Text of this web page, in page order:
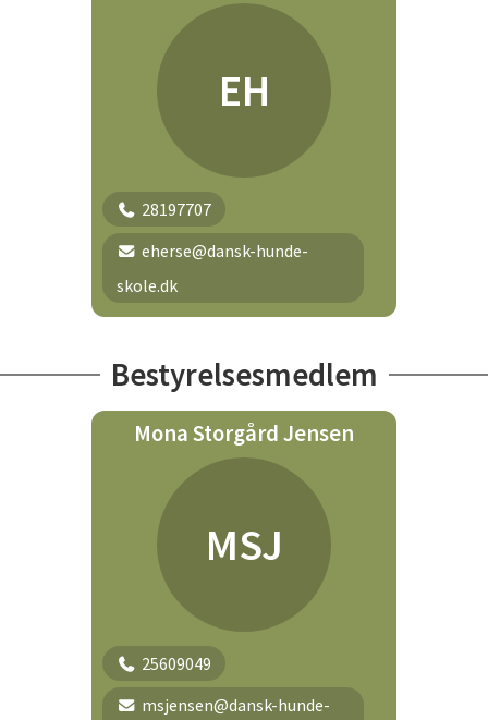
EH
28197707
eherse@dansk-hunde-
skole.dk
Bestyrelsesmedlem
Mona Storgård Jensen
MSJ
25609049
msjensen@dansk-hunde-